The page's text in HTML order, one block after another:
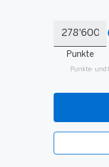
Punkte
Punkte
Punkte- und